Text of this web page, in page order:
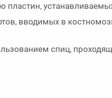
вводимых в
спиц,